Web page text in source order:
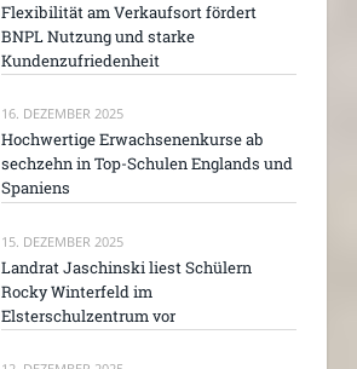
Flexibilität am Verkaufsort fördert
BNPL Nutzung und starke
Kundenzufriedenheit
16. DEZEMBER 2025
Hochwertige Erwachsenenkurse ab
sechzehn in Top-Schulen Englands und
Spaniens
15. DEZEMBER 2025
Landrat Jaschinski liest Schülern
Rocky Winterfeld im
Elsterschulzentrum vor